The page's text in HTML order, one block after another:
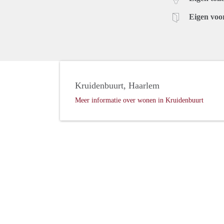
Eigen
Kruidenbuurt, Haarlem
Meer informatie over wonen in Kruidenbuurt